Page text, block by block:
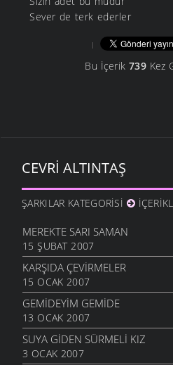
Sever de terk ederler
Bu İçerik 739Kez
CEVRI ALTINTAŞ
ŞARKILAR KATEGORISI
MEREKTE SARI SAMAN
15 ŞUBAT 2007
KARŞIDA ÇEVIRMELER
15 OCAK 2007
GEMIDEYIM GEMIDE
13 OCAK 2007
SUYA GIDEN SÜRMELI KIZ
3 OCAK 2007